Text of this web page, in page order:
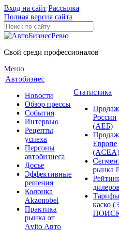
Вход на сайт Рассылка
Полная версия сайта
Свой среди профессионалов
Меню
Автобизнес
Новости
Обзор прессы
События
Интервью
Рецепты
успеха
Персоны
автобизнеса
Досье
Эффективные
решения
Колонка
Akzonobel
Практика
рынка от
Аvito Авто
Статистика
России
(АЕБ)
Европе
(ACEA)
рынка
дилеров
Тарифы
каско